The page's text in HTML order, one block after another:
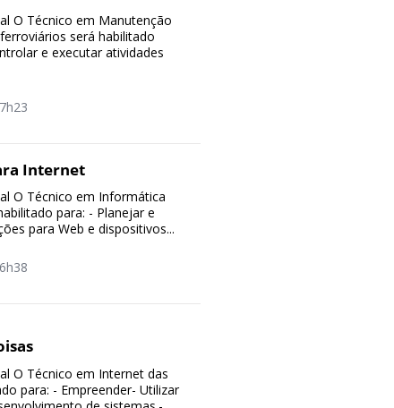
O Técnico em Manutenção
será habilitado
e executar atividades
Internet
O Técnico em Informática
para: - Planejar e
para Web e dispositivos...
O Técnico em Internet das
para: - Empreender- Utilizar